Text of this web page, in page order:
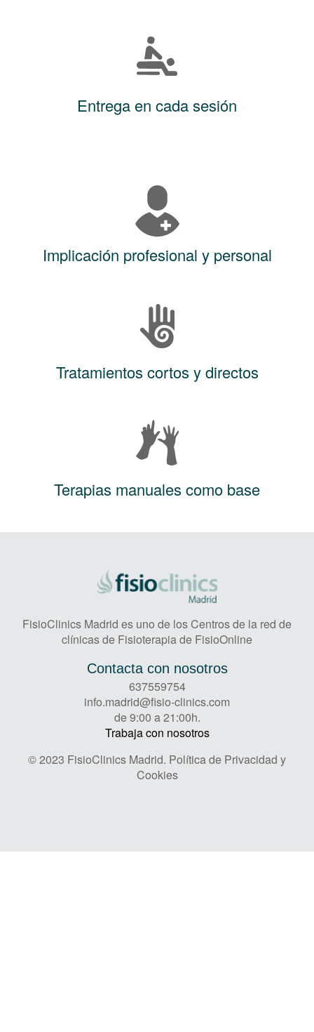
Entrega en cada sesión
Implicación profesional y personal
Tratamientos cortos y directos
Terapias manuales como base
FisioClinics Madrid es uno de los Centros de la red de
clínicas de Fisioterapia de FisioOnline
Contacta con nosotros
637559754
info.madrid@fisio-clinics.com
de 9:00 a 21:00h.
Trabaja con nosotros
© 2023 FisioClinics Madrid. Política de Privacidad y
Cookies